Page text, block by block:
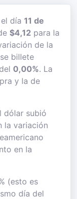
día 11 de
$4,12 para la
de la
billete
0,00%. La
y la de
dólar subió
la variación
en la
(esto es
día del